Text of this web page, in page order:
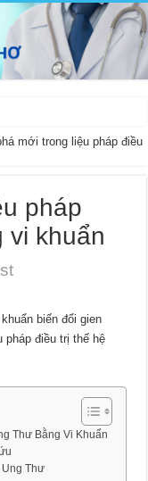
mới trong liệu pháp điều
pháp
vi khuẩn
biến đổi gien
pháp điều trị thế hệ
Thư Bằng Vi Khuẩn
Thư